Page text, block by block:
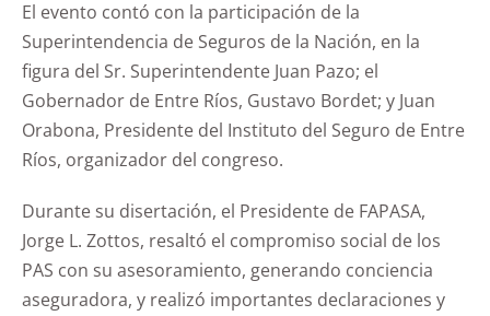
El evento contó con la participación de la
Superintendencia de Seguros de la Nación, en la
figura del Sr. Superintendente Juan Pazo; el
Gobernador de Entre Ríos, Gustavo Bordet; y Juan
Orabona, Presidente del Instituto del Seguro de Entre
Ríos, organizador del congreso.
Durante su disertación, el Presidente de FAPASA,
Jorge L. Zottos, resaltó el compromiso social de los
PAS con su asesoramiento, generando conciencia
aseguradora, y realizó importantes declaraciones y